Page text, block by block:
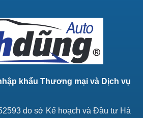
khẩu Thương mại và Dịch vụ
do sở Kế hoạch và Đầu tư Hà